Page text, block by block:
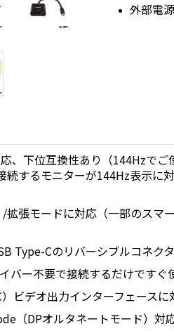
外部電
、下位互換性あり（144Hzで
続するモニターが144Hz表示に
拡張モードに対応（一部のスマ
Type-Cのリバーシブルコネク
バー不要で接続するだけですぐ
ビデオ出力インターフェースに
（DPオルタネートモード）対